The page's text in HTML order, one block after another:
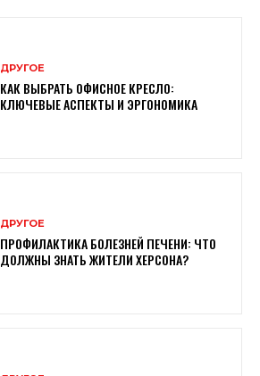
ДРУГОЕ
КАК ВЫБРАТЬ ОФИСНОЕ КРЕСЛО:
КЛЮЧЕВЫЕ АСПЕКТЫ И ЭРГОНОМИКА
ДРУГОЕ
ПРОФИЛАКТИКА БОЛЕЗНЕЙ ПЕЧЕНИ: ЧТО
ДОЛЖНЫ ЗНАТЬ ЖИТЕЛИ ХЕРСОНА?